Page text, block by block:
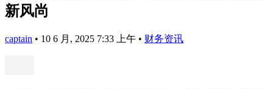
新风尚
captain • 10 6 月, 2025 7:33 上午 • 财务资讯